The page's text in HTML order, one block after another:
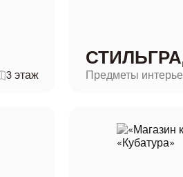
3 этаж Предметы